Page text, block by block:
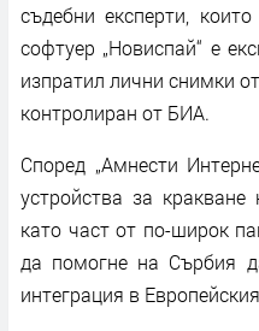
съдебни експерти,
софтуер „Новиспай“ е
изпратил лични снимки
контролиран от БИА.
Според „Амнести
устройства за кракване
като част от по-широк
да помогне на Сърбия
интеграция в